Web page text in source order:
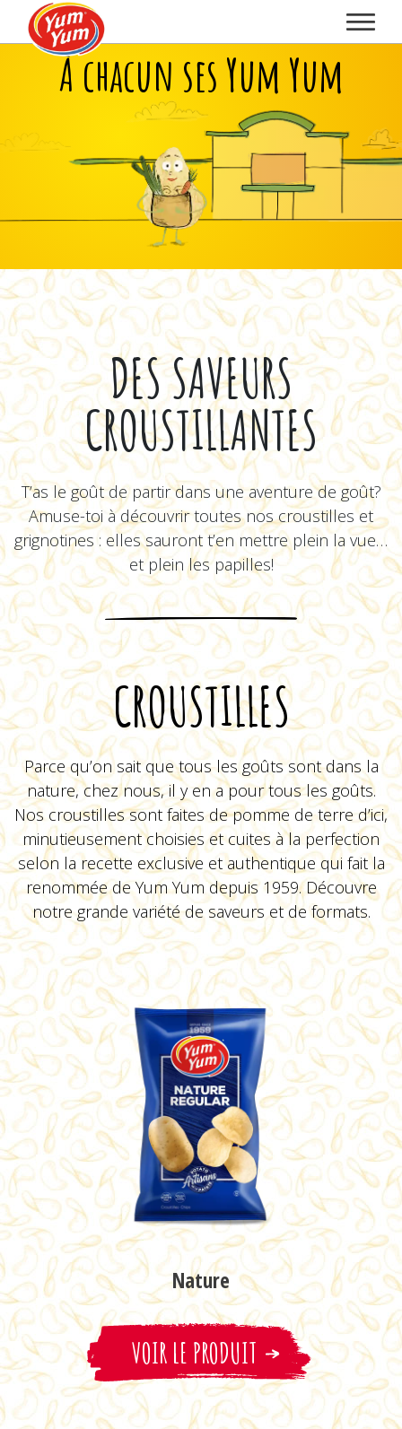
À chacun ses Yum Yum
DES SAVEURS
CROUSTILLANTES
T’as le goût de partir dans une aventure de goût?
Amuse-toi à découvrir toutes nos croustilles et
grignotines : elles sauront t’en mettre plein la vue…
et plein les papilles!
CROUSTILLES
Parce qu’on sait que tous les goûts sont dans la
nature, chez nous, il y en a pour tous les goûts.
Nos croustilles sont faites de pomme de terre d’ici,
minutieusement choisies et cuites à la perfection
selon la recette exclusive et authentique qui fait la
renommée de Yum Yum depuis 1959. Découvre
notre grande variété de saveurs et de formats.
Nature
VOIR LE PRODUIT